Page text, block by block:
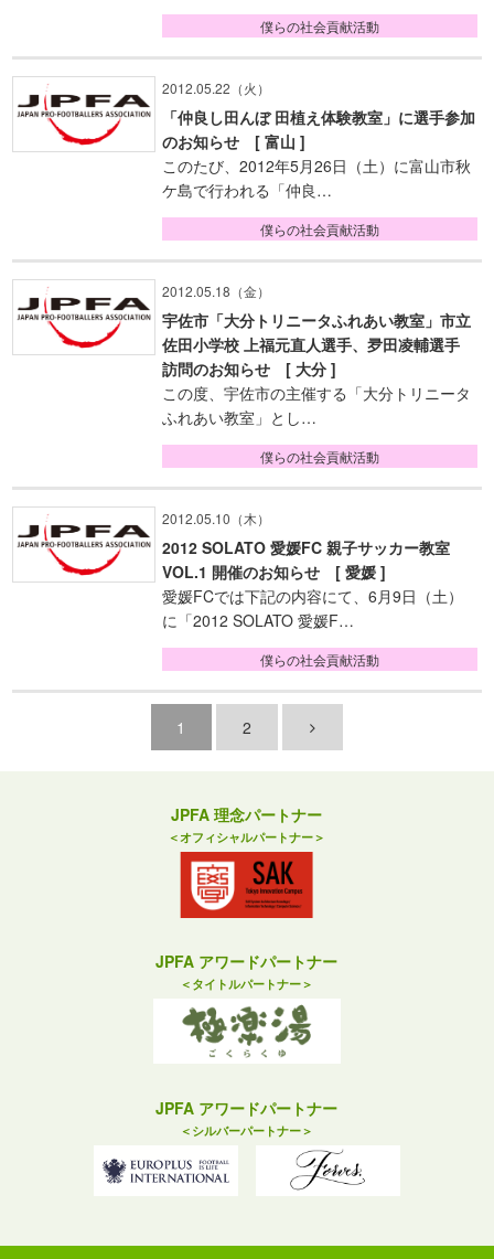
僕らの社会貢献活動
2012.05.22（火）
「仲良し田んぼ 田植え体験教室」に選手参加
のお知らせ [ 富山 ]
このたび、2012年5月26日（土）に富山市秋
ケ島で行われる「仲良…
僕らの社会貢献活動
2012.05.18（金）
宇佐市「大分トリニータふれあい教室」市立
佐田小学校 上福元直人選手、夛田凌輔選手
訪問のお知らせ [ 大分 ]
この度、宇佐市の主催する「大分トリニータ
ふれあい教室」とし…
僕らの社会貢献活動
2012.05.10（木）
2012 SOLATO 愛媛FC 親子サッカー教室
VOL.1 開催のお知らせ [ 愛媛 ]
愛媛FCでは下記の内容にて、6月9日（土）
に「2012 SOLATO 愛媛F…
僕らの社会貢献活動
1 2
JPFA 理念パートナー
＜オフィシャルパートナー＞
JPFA アワードパートナー
＜タイトルパートナー＞
JPFA アワードパートナー
＜シルバーパートナー＞